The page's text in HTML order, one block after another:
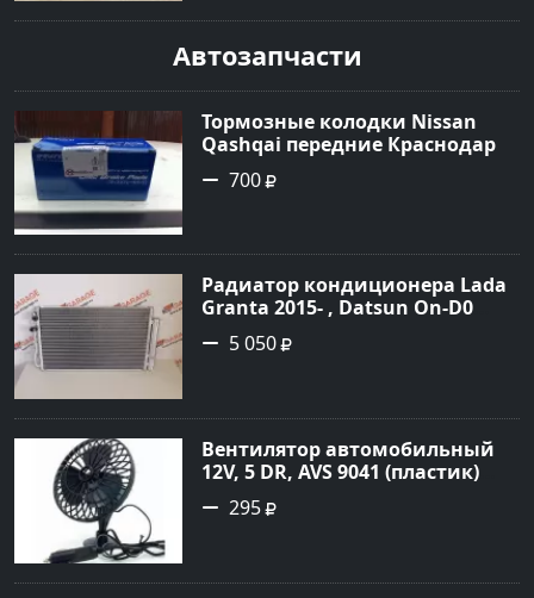
Автозапчасти
Тормозные колодки Nissan
Qashqai передние Краснодар
700
Радиатор кондиционера Lada
Granta 2015- , Datsun On-D0
2016- Краснодар
5 050
Вентилятор автомобильный
12V, 5 DR, AVS 9041 (пластик)
Краснодар
295